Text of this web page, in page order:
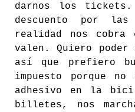
darnos los tickets.
descuento por
realidad nos
valen. Quiero
así que prefiero
impuesto porque no
adhesivo en la
billetes, nos